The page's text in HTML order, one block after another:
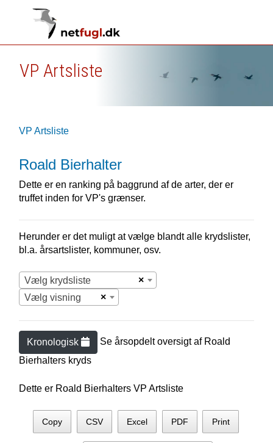
VP Artsliste
VP Artsliste
Roald Bierhalter
Dette er en ranking på baggrund af de arter, der er
truffet inden for VP's grænser.
Herunder er det muligt at vælge blandt alle krydslister,
bl.a. årsartslister, kommuner, osv.
×
Vælg krydsliste
×
Vælg visning
Kronologisk Se årsopdelt oversigt af Roald
Bierhalters kryds
Dette er Roald Bierhalters VP Artsliste
Copy CSV Excel PDF Print